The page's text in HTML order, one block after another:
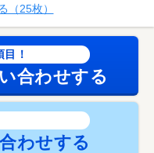
（25枚）
！
合わせする
わせする